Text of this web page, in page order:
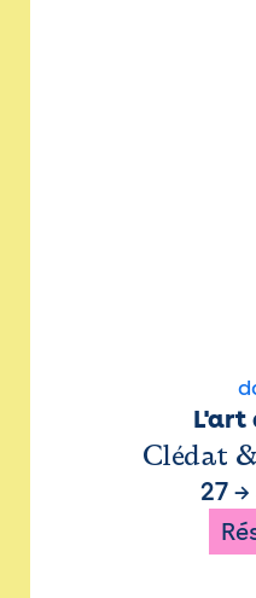
L'art
Clédat
27 →